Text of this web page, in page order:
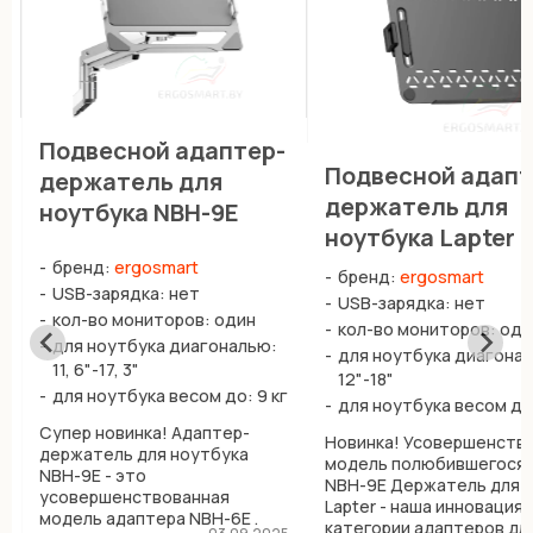
Подвесной адаптер-
держатель для
ноутбука NBH-9E
бренд: ergosmart
USB-зарядка: нет
кол-во мониторов: один
для ноутбука диагональю:
11, 6"-17, 3"
для ноутбука весом до: 9 кг
Супер новинка! Адаптер-
держатель для ноутбука
NBH-9E - это
усовершенствованная
модель адаптера NBH-6E .
Подвесной
держатель для
ноутбука Lapter
бренд: ergosmart
USB-зарядка: нет
кол-во мониторов:
для ноутбука
12"-18"
для ноутбука весом
Новинка!
модель полюбившегося
NBH-9E Держатель для
Lapter - наша инновация
категории адаптеров